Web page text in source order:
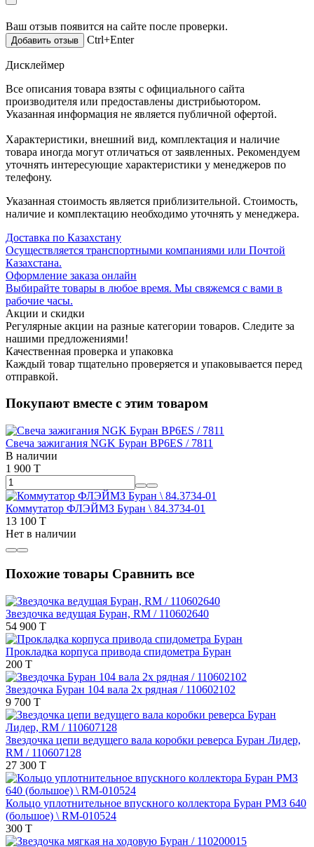
Ваш отзыв появится на сайте после проверки.
Ctrl+Enter
Дисклеймер
Все описания товара взяты с официального сайта
производителя или предоставлены дистрибьютором.
Указанная информация не является публичной офертой.
Характеристики, внешний вид, комплектация и наличие
товара иногда могут отличаться от заявленных. Рекомендуем
уточнять интересующие характеристики у менеджеров по
телефону.
Указанная стоимость является приблизительной. Стоимость,
наличие и комплектацию необходимо уточнять у менеджера.
Доставка по Казахстану
Осуществляется транспортными компаниями или Почтой
Казахстана.
Оформление заказа онлайн
Выбирайте товары в любое время. Мы свяжемся с вами в
рабочие часы.
Акции и скидки
Регулярные акции на разные категории товаров. Следите за
нашими предложениями!
Качественная проверка и упаковка
Каждый товар тщательно проверяется и упаковывается перед
отправкой.
Покупают вместе с этим товаром
Свеча зажигания NGK Буран BP6ES / 7811
В наличии
1 900 T
Коммутатор ФЛЭЙМЗ Буран \ 84.3734-01
13 100 T
Нет в наличии
Похожие товары Сравнить все
Звездочка ведущая Буран, RM / 110602640
54 900 T
Прокладка корпуса привода спидометра Буран
200 T
Звездочка Буран 104 вала 2х рядная / 110602102
9 700 T
Звездочка цепи ведущего вала коробки реверса Буран Лидер,
RM / 110607128
27 300 T
Кольцо уплотнительное впускного коллектора Буран РМЗ 640
(большое) \ RM-010524
300 T